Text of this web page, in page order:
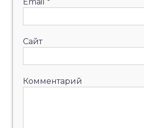
Сайт
Комментарий